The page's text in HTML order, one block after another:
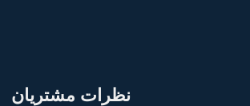
نظرات مشتریان